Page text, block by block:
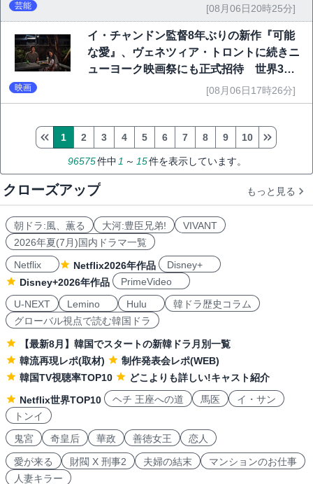
芸能 [08月06日20時25分]
イ・チャンドン監督8年ぶりの新作『可能
な愛』、ヴェネツィア・トロントに続きニ
ューヨーク映画祭にも正式招待 世界3大
映画祭で快挙｜Netflix映画
映画 [08月06日17時26分]
96575件中 1 ～ 15件を表示しています。
1 2 3 4 5 6 7 8 9 10
クローズアップ もっと見る
朝ドラ:風、薫る 大河:豊臣兄弟!
VIVANT
2026年夏(7月)国内ドラマ一覧
Netflix
Netflix2026年作品
Disney+
Disney+2026年作品
PrimeVideo
U-NEXT
Lemino Hulu
韓ドラ歴史コラム
グローバル視点で読む韓国ドラ
【最新8月】韓国でスタートの新韓ドラ月別一覧
韓流再現レポ(取材)
制作発表会レポ(WEB)
韓国TV視聴率TOP10
どこよりも詳しい!キャスト紹介
Netflix世界TOP10
ヘチ 王座への道 馬医
イ・サン
トンイ
鬼宮
奇皇后 華政 善徳女王 恋人
愛が来る 財閥 X 刑事2 夫婦の結末
マンションのお仕事
人妻キラー